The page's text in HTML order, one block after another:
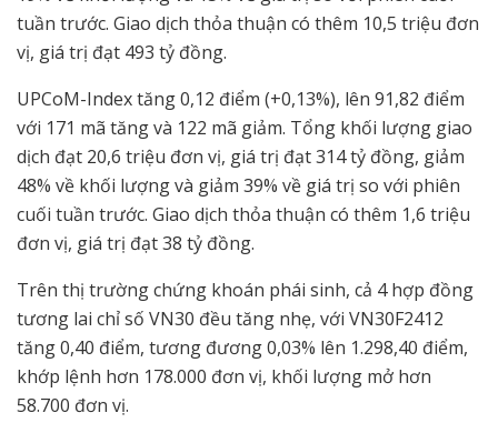
tuần trước. Giao dịch thỏa thuận có thêm 10,5 triệu đơn
vị, giá trị đạt 493 tỷ đồng.
UPCoM-Index tăng 0,12 điểm (+0,13%), lên 91,82 điểm
với 171 mã tăng và 122 mã giảm. Tổng khối lượng giao
dịch đạt 20,6 triệu đơn vị, giá trị đạt 314 tỷ đồng, giảm
48% về khối lượng và giảm 39% về giá trị so với phiên
cuối tuần trước. Giao dịch thỏa thuận có thêm 1,6 triệu
đơn vị, giá trị đạt 38 tỷ đồng.
Trên thị trường chứng khoán phái sinh, cả 4 hợp đồng
tương lai chỉ số VN30 đều tăng nhẹ, với VN30F2412
tăng 0,40 điểm, tương đương 0,03% lên 1.298,40 điểm,
khớp lệnh hơn 178.000 đơn vị, khối lượng mở hơn
58.700 đơn vị.